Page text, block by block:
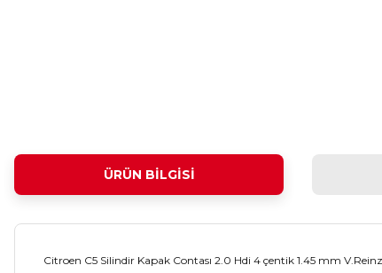
ÜRÜN BILGISI
Citroen C5 Silindir Kapak Contası 2.0 Hdi 4 çentik 1.45 mm V.Reinz